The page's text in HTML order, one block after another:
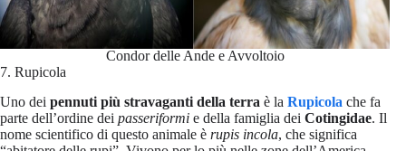
Condor delle Ande e Avvoltoio
7. Rupicola
Uno dei pennuti più stravaganti della terra è la Rupicola che fa
parte dell’ordine dei passeriformi e della famiglia dei Cotingidae. Il
nome scientifico di questo animale è rupis incola, che significa